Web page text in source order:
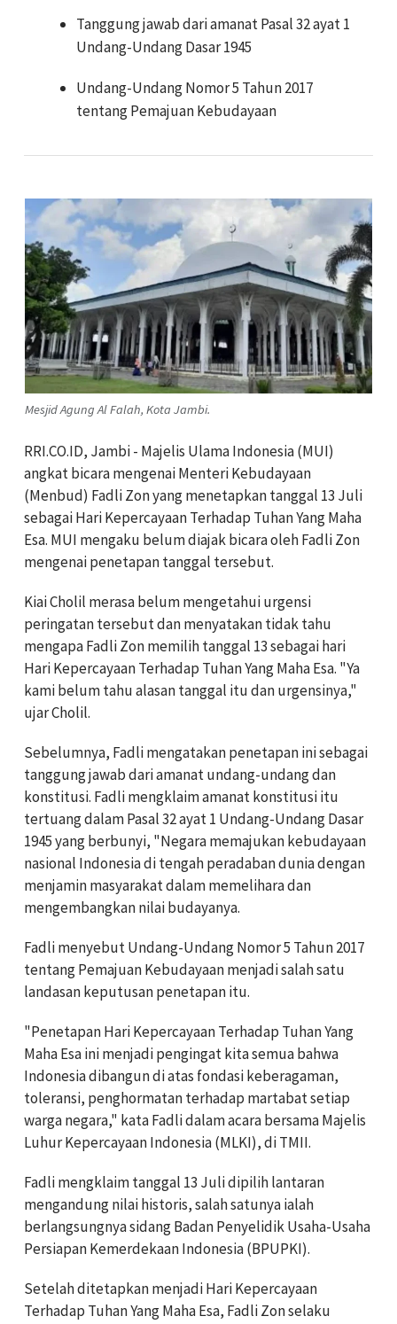
Tanggung jawab dari amanat Pasal 32 ayat 1
Undang-Undang Dasar 1945
Undang-Undang Nomor 5 Tahun 2017
tentang Pemajuan Kebudayaan
Mesjid Agung Al Falah, Kota Jambi.
RRI.CO.ID, Jambi - Majelis Ulama Indonesia (MUI)
angkat bicara mengenai Menteri Kebudayaan
(Menbud) Fadli Zon yang menetapkan tanggal 13 Juli
sebagai Hari Kepercayaan Terhadap Tuhan Yang Maha
Esa. MUI mengaku belum diajak bicara oleh Fadli Zon
mengenai penetapan tanggal tersebut.
Kiai Cholil merasa belum mengetahui urgensi
peringatan tersebut dan menyatakan tidak tahu
mengapa Fadli Zon memilih tanggal 13 sebagai hari
Hari Kepercayaan Terhadap Tuhan Yang Maha Esa. "Ya
kami belum tahu alasan tanggal itu dan urgensinya,"
ujar Cholil.
Sebelumnya, Fadli mengatakan penetapan ini sebagai
tanggung jawab dari amanat undang-undang dan
konstitusi. Fadli mengklaim amanat konstitusi itu
tertuang dalam Pasal 32 ayat 1 Undang-Undang Dasar
1945 yang berbunyi, "Negara memajukan kebudayaan
nasional Indonesia di tengah peradaban dunia dengan
menjamin masyarakat dalam memelihara dan
mengembangkan nilai budayanya.
Fadli menyebut Undang-Undang Nomor 5 Tahun 2017
tentang Pemajuan Kebudayaan menjadi salah satu
landasan keputusan penetapan itu.
"Penetapan Hari Kepercayaan Terhadap Tuhan Yang
Maha Esa ini menjadi pengingat kita semua bahwa
Indonesia dibangun di atas fondasi keberagaman,
toleransi, penghormatan terhadap martabat setiap
warga negara," kata Fadli dalam acara bersama Majelis
Luhur Kepercayaan Indonesia (MLKI), di TMII.
Fadli mengklaim tanggal 13 Juli dipilih lantaran
mengandung nilai historis, salah satunya ialah
berlangsungnya sidang Badan Penyelidik Usaha-Usaha
Persiapan Kemerdekaan Indonesia (BPUPKI).
Setelah ditetapkan menjadi Hari Kepercayaan
Terhadap Tuhan Yang Maha Esa, Fadli Zon selaku